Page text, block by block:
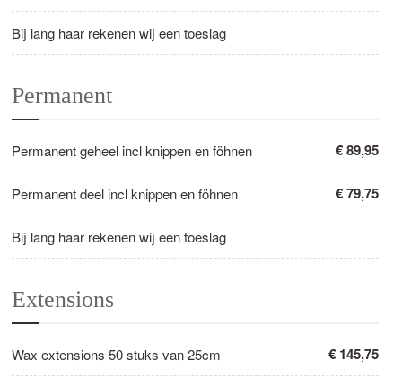
Bij lang haar rekenen wij een toeslag
Permanent
Permanent geheel incl knippen en föhnen € 89,95
Permanent deel incl knippen en föhnen € 79,75
Bij lang haar rekenen wij een toeslag
Extensions
Wax extensions 50 stuks van 25cm € 145,75